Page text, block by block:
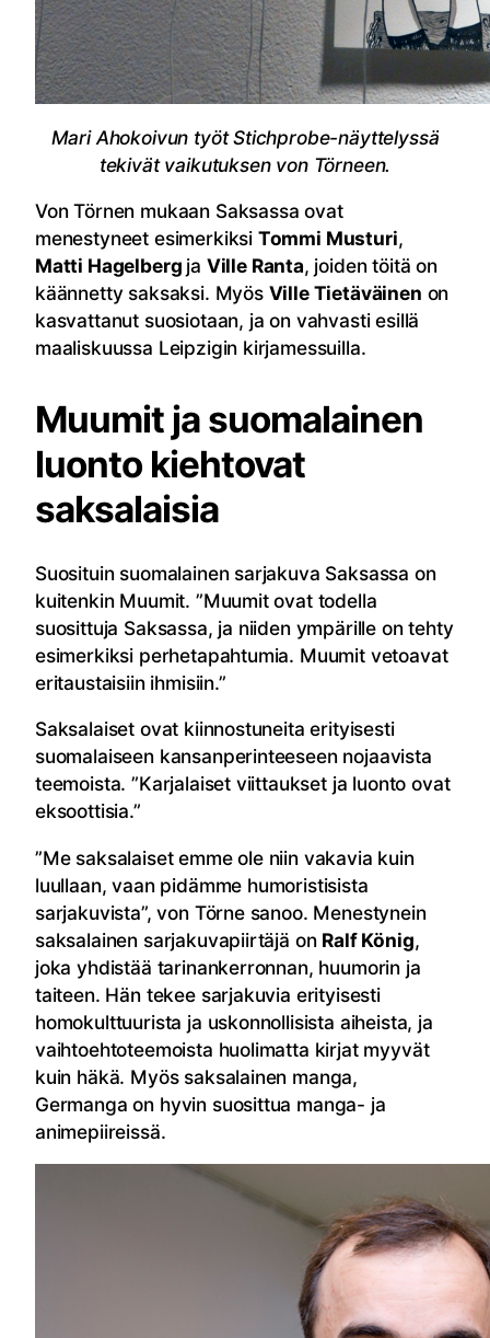
Mari Ahokoivun työt Stichprobe-näyttelyssä
tekivät vaikutuksen von Törneen.
Von Törnen mukaan Saksassa ovat
menestyneet esimerkiksi Tommi Musturi,
Matti Hagelberg ja Ville Ranta, joiden töitä on
käännetty saksaksi. Myös Ville Tietäväinen on
kasvattanut suosiotaan, ja on vahvasti esillä
maaliskuussa Leipzigin kirjamessuilla.
Muumit ja suomalainen
luonto kiehtovat
saksalaisia
Suosituin suomalainen sarjakuva Saksassa on
kuitenkin Muumit. ”Muumit ovat todella
suosittuja Saksassa, ja niiden ympärille on tehty
esimerkiksi perhetapahtumia. Muumit vetoavat
eritaustaisiin ihmisiin.”
Saksalaiset ovat kiinnostuneita erityisesti
suomalaiseen kansanperinteeseen nojaavista
teemoista. ”Karjalaiset viittaukset ja luonto ovat
eksoottisia.”
”Me saksalaiset emme ole niin vakavia kuin
luullaan, vaan pidämme humoristisista
sarjakuvista”, von Törne sanoo. Menestynein
saksalainen sarjakuvapiirtäjä on Ralf König,
joka yhdistää tarinankerronnan, huumorin ja
taiteen. Hän tekee sarjakuvia erityisesti
homokulttuurista ja uskonnollisista aiheista, ja
vaihtoehtoteemoista huolimatta kirjat myyvät
kuin häkä. Myös saksalainen manga,
Germanga on hyvin suosittua manga- ja
animepiireissä.